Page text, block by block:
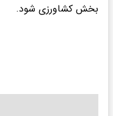
بخش کشاورزی شود.